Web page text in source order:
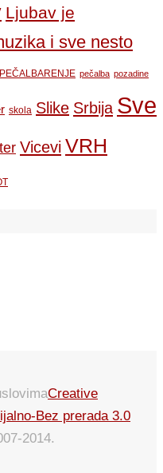
Ljubav je
i sve nesto
PEČALBARENJE pečalba pozadine
skola Slike Srbija Sve
Vicevi VRH
Creative
Bez prerada 3.0
2014.